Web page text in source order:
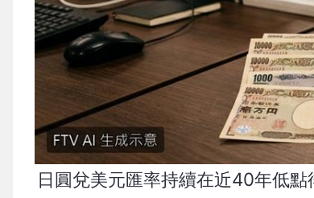
日圓兌美元匯率持續在近40年低